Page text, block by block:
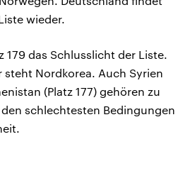
wieder.
179 das Schlusslicht der Liste.
steht Nordkorea. Auch Syrien
(Platz 177) gehören zu
schlechtesten Bedingungen